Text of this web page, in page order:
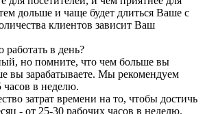
дольше и чаще будет длиться Ваше с
клиентов зависит Ваш
в день?
но помните, что чем больше вы
вы зарабатываете. Мы рекомендуем
часов в неделю.
затрат времени на то, чтобы достичь
- от 25-30 рабочих часов в неделю.